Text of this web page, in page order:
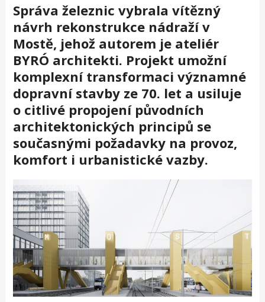
Správa železnic vybrala vítězný
návrh rekonstrukce nádraží v
Mostě, jehož autorem je ateliér
BYRÓ architekti. Projekt umožní
komplexní transformaci významné
dopravní stavby ze 70. let a usiluje
o citlivé propojení původních
architektonických principů se
současnými požadavky na provoz,
komfort i urbanistické vazby.